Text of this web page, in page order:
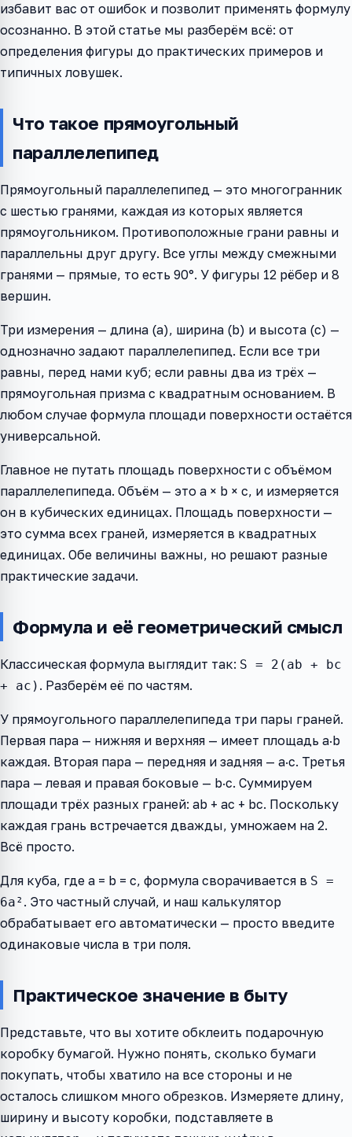
избавит вас от ошибок и позволит применять формулу
осознанно. В этой статье мы разберём всё: от
определения фигуры до практических примеров и
типичных ловушек.
Что такое прямоугольный
параллелепипед
Прямоугольный параллелепипед — это многогранник
с шестью гранями, каждая из которых является
прямоугольником. Противоположные грани равны и
параллельны друг другу. Все углы между смежными
гранями — прямые, то есть 90°. У фигуры 12 рёбер и 8
вершин.
Три измерения — длина (a), ширина (b) и высота (c) —
однозначно задают параллелепипед. Если все три
равны, перед нами куб; если равны два из трёх —
прямоугольная призма с квадратным основанием. В
любом случае формула площади поверхности остаётся
универсальной.
Главное не путать площадь поверхности с объёмом
параллелепипеда. Объём — это a × b × c, и измеряется
он в кубических единицах. Площадь поверхности —
это сумма всех граней, измеряется в квадратных
единицах. Обе величины важны, но решают разные
практические задачи.
Формула и её геометрический смысл
Классическая формула выглядит так: S = 2(ab + bc
+ ac) . Разберём её по частям.
У прямоугольного параллелепипеда три пары граней.
Первая пара — нижняя и верхняя — имеет площадь a·b
каждая. Вторая пара — передняя и задняя — a·c. Третья
пара — левая и правая боковые — b·c. Суммируем
площади трёх разных граней: ab + ac + bc. Поскольку
каждая грань встречается дважды, умножаем на 2.
Всё просто.
Для куба, где a = b = c, формула сворачивается в S =
6a² . Это частный случай, и наш калькулятор
обрабатывает его автоматически — просто введите
одинаковые числа в три поля.
Практическое значение в быту
Представьте, что вы хотите обклеить подарочную
коробку бумагой. Нужно понять, сколько бумаги
покупать, чтобы хватило на все стороны и не
осталось слишком много обрезков. Измеряете длину,
ширину и высоту коробки, подставляете в